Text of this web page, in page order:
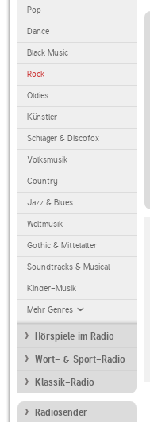
Pop
Dance
Black Music
Rock
Oldies
Künstler
Schlager & Discofox
Volksmusik
Country
Jazz & Blues
Weltmusik
Gothic & Mittelalter
Soundtracks & Musical
Kinder-Musik
Mehr Genres
Hörspiele im Radio
Wort- & Sport-Radio
Klassik-Radio
Radiosender
ROCK ATTACK